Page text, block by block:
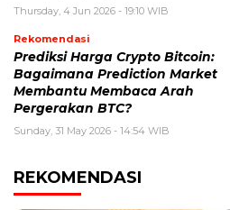
Thursday, 4 Jun 2026 - 19:10 WIB
Rekomendasi
Prediksi Harga Crypto Bitcoin:
Bagaimana Prediction Market
Membantu Membaca Arah
Pergerakan BTC?
Sunday, 31 May 2026 - 14:54 WIB
REKOMENDASI